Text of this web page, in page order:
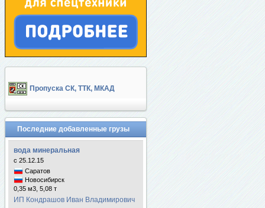
Пропуска СК, ТТК, МКАД
Последние добавленные грузы
вода минеральная
с 25.12.15
Саратов
Новосибирск
0,35 м3, 5,08 т
ИП Кондрашов Иван Владимирович